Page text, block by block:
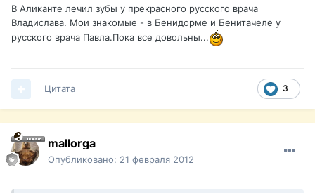
В Аликанте лечил зубы у прекрасного русского врача
Владислава. Мои знакомые - в Бенидорме и Бенитачеле у
русского врача Павла.Пока все довольны...
3
Цитата
mallorga
Опубликовано: 21 февраля 2012